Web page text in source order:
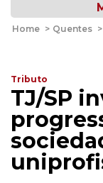
Home > Quentes >
Tributo
TJ/SP